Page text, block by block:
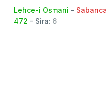
Lehce-i Osmani -
472 - Sira: 6